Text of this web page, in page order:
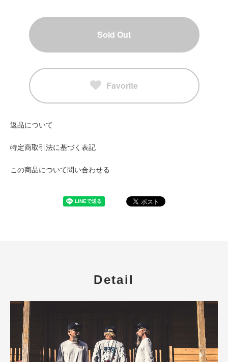
Sold Out
Favorite
返品について
特定商取引法に基づく表記
この商品について問い合わせる
Detail